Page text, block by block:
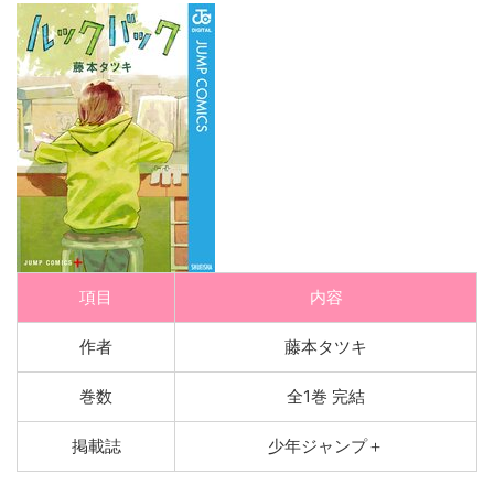
項目 内容
作者 藤本タツキ
巻数 全1巻 完結
掲載誌 少年ジャンプ＋